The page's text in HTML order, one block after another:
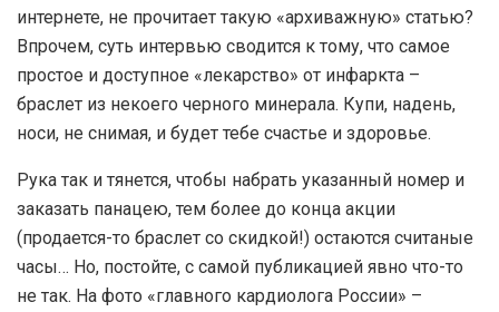
интернете, не прочитает такую «архиважную» статью?
Впрочем, суть интервью сводится к тому, что самое
простое и доступное «лекарство» от инфаркта –
браслет из некоего черного минерала. Купи, надень,
носи, не снимая, и будет тебе счастье и здоровье.
Рука так и тянется, чтобы набрать указанный номер и
заказать панацею, тем более до конца акции
(продается-то браслет со скидкой!) остаются считаные
часы… Но, постойте, с самой публикацией явно что-то
не так. На фото «главного кардиолога России» –